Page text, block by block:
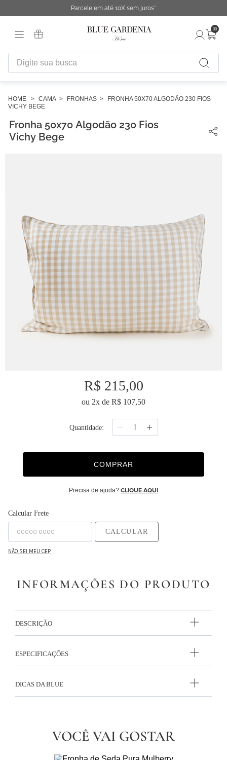
Parcele em até 10X sem juros*
00
Digite sua busca
CAMA FRONHAS
FRONHA 50X70 ALGODÃO 230 FIOS
VICHY BEGE
Fronha 50x70 Algodão 230 Fios
Vichy Bege
R$ 215,00
ou 2x de R$ 107,50
Quantidade
COMPRAR
Precisa de ajuda? CLIQUE AQUI
Calcular Frete
CALCULAR
NÃO SEI MEU CEP
INFORMAÇÕES DO PRODUTO
DESCRIÇÃO
ESPECIFICAÇÕES
DICAS DA BLUE
VOCÊ VAI GOSTAR
1º
fronha
necessaire
9
majorelle
10º capa duvet